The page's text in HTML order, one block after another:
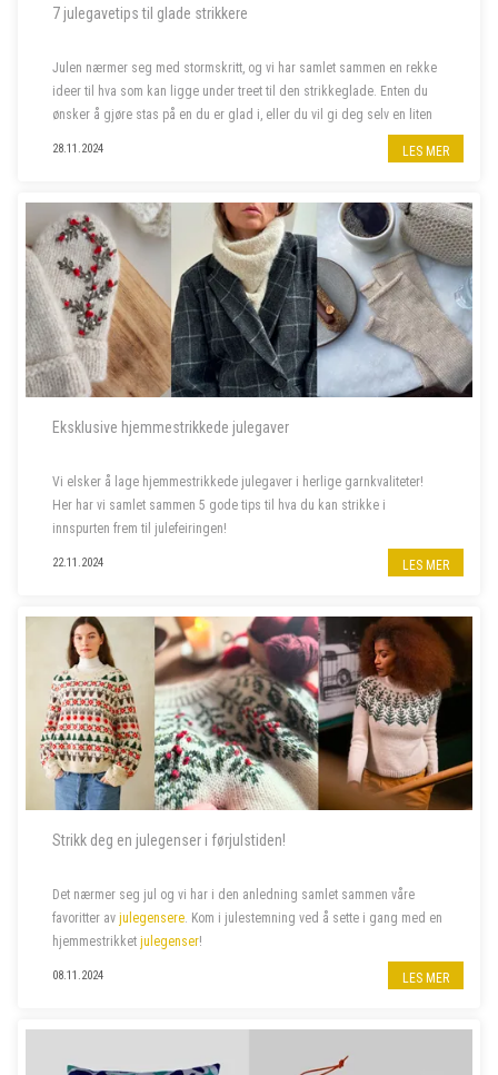
7 julegavetips til glade strikkere
Julen nærmer seg med stormskritt, og vi har samlet sammen en rekke
ideer til hva som kan ligge under treet til den strikkeglade. Enten du
ønsker å gjøre stas på en du er glad i, eller du vil gi deg selv en liten
28.11.2024 LES MER
Eksklusive hjemmestrikkede julegaver
Vi elsker å lage hjemmestrikkede julegaver i herlige garnkvaliteter!
Her har vi samlet sammen 5 gode tips til hva du kan strikke i
innspurten frem til julefeiringen!
22.11.2024 LES MER
Strikk deg en julegenser i førjulstiden!
Det nærmer seg jul og vi har i den anledning samlet sammen våre
favoritter av julegensere . Kom i julestemning ved å sette i gang med en
hjemmestrikket julegenser!
08.11.2024 LES MER